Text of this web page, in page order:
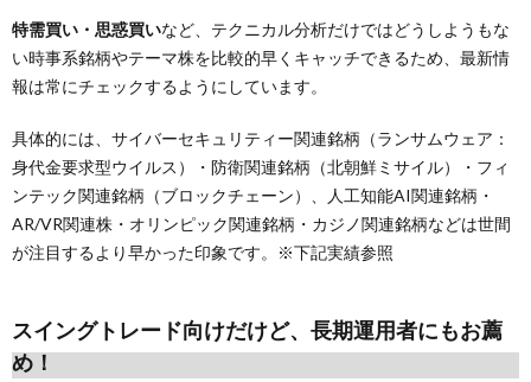
特需買い・思惑買いなど、テクニカル分析だけではどうしようもな
い時事系銘柄やテーマ株を比較的早くキャッチできるため、最新情
報は常にチェックするようにしています。
具体的には、サイバーセキュリティー関連銘柄（ランサムウェア：
身代金要求型ウイルス）・防衛関連銘柄（北朝鮮ミサイル）・フィ
ンテック関連銘柄（ブロックチェーン）、人工知能AI関連銘柄・
AR/VR関連株・オリンピック関連銘柄・カジノ関連銘柄などは世間
が注目するより早かった印象です。※下記実績参照
スイングトレード向けだけど、長期運用者にもお薦
め！